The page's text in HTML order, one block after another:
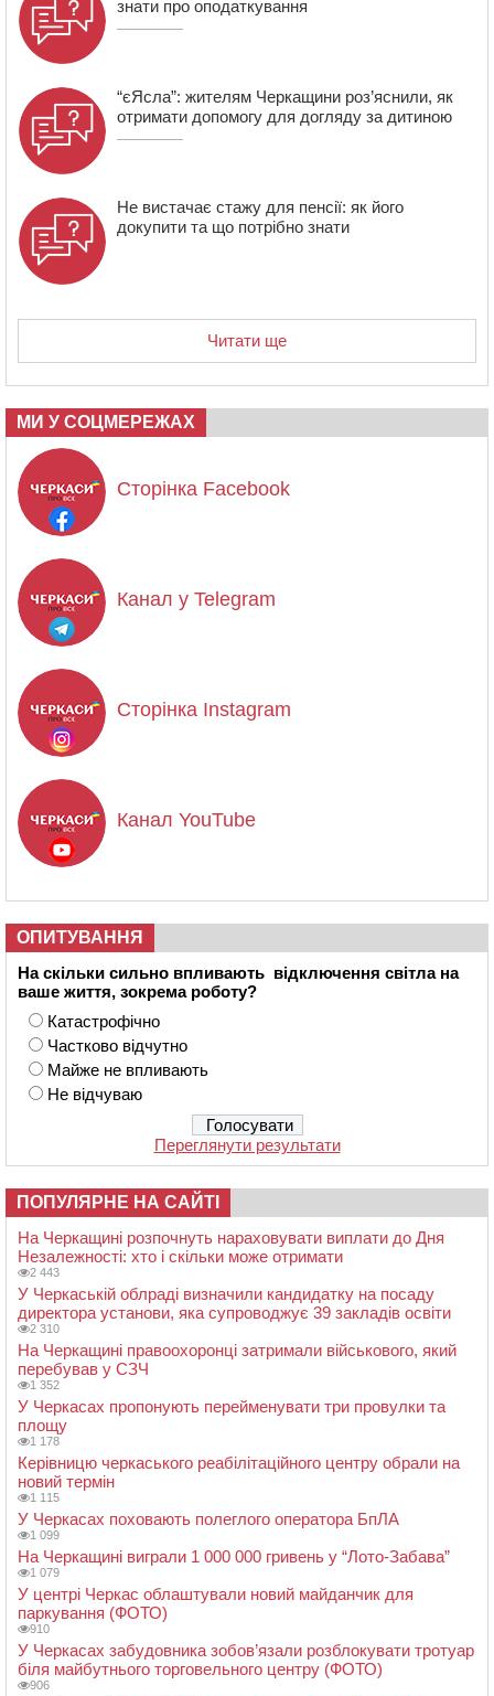
знати про оподаткування
“єЯсла”: жителям Черкащини роз’яснили, як
отримати допомогу для догляду за дитиною
Не вистачає стажу для пенсії: як його
докупити та що потрібно знати
Читати ще
МИ У СОЦМЕРЕЖАХ
Сторінка Facebook
Канал у Telegram
Сторінка Instagram
Канал YouTube
ОПИТУВАННЯ
На скільки сильно впливають відключення світла на
ваше життя, зокрема роботу?
Катастрофічно
Частково відчутно
Майже не впливають
Не відчуваю
Переглянути результати
ПОПУЛЯРНЕ НА САЙТІ
На Черкащині розпочнуть нараховувати виплати до Дня
Незалежності: хто і скільки може отримати
2 443
У Черкаській облраді визначили кандидатку на посаду
директора установи, яка супроводжує 39 закладів освіти
2 310
На Черкащині правоохоронці затримали військового, який
перебував у СЗЧ
1 352
У Черкасах пропонують перейменувати три провулки та
площу
1 178
Керівницю черкаського реабілітаційного центру обрали на
новий термін
1 115
У Черкасах поховають полеглого оператора БпЛА
1 099
На Черкащині виграли 1 000 000 гривень у “Лото-Забава”
1 079
У центрі Черкас облаштували новий майданчик для
паркування (ФОТО)
910
У Черкасах забудовника зобов’язали розблокувати тротуар
біля майбутнього торговельного центру (ФОТО)
906